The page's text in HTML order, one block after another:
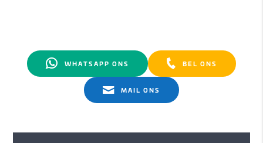
WHATSAPP ONS BEL ONS
MAIL ONS